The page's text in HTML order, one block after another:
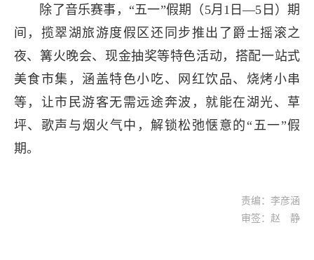
除了音乐赛事，“五一”假期（5月1日—5日）期
间，揽翠湖旅游度假区还同步推出了爵士摇滚之
夜、篝火晚会、现金抽奖等特色活动，搭配一站式
美食市集，涵盖特色小吃、网红饮品、烧烤小串
等，让市民游客无需远途奔波，就能在湖光、草
坪、歌声与烟火气中，解锁松弛惬意的“五一”假
期。
责编：李彦涵
审签：赵 静